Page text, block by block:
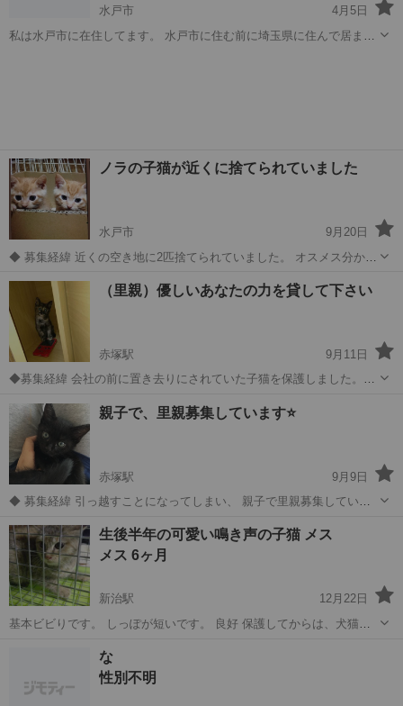
水戸市
4月5日
私は水戸市に在住してます。 水戸市に住む前に埼玉県に住んで居まし
ノラの子猫が近くに捨てられていました
水戸市
9月20日
◆ 募集経緯 近くの空き地に2匹捨てられていました。 オスメス分かり
◆ 性格や特徴 あまり人見知りはしてません ◆ 健康状態 見た目には元
気です ◆ ワ...
茨城 水戸市 猫
（里親）優しいあなたの力を貸して下さい
赤塚駅
9月11日
◆募集経緯 会社の前に置き去りにされていた子猫を保護しました。私
ん。。。生後1か月未満の子猫です。 二匹とも元気で甘えん坊な姉妹
猫です。とにかく愛くるしいの一言...
茨城 水戸市 赤塚駅 猫
親子で、里親募集しています⭐️
赤塚駅
9月9日
◆ 募集経緯 引っ越すことになってしまい、 親子で里親募集していま
であれば これからこの子をお願いしたいと思っております。 親のみ、
子のみでも構いませんm...
茨城 水戸市 赤塚駅 猫 親子
生後半年の可愛い鳴き声の子猫 メス
メス 6ヶ月
新治駅
12月22日
基本ビビりです。 しっぽが短いです。 良好 保護してからは、犬猫の
していて慣れているか判断できません。 仮名「こむぎちゃん」 むぎー
などと呼ぶと...
な
性別不明